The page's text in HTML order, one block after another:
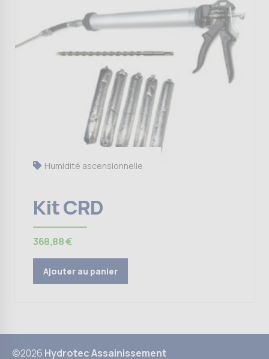
Humidité ascensionnelle
Kit CRD
368,88€
Ajouter au panier
©2026 Hydrotec Assainissement